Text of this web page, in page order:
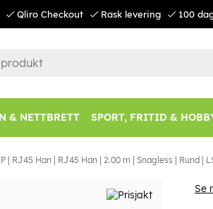
Qliro Checkout Rask levering 100
& NETTBRETT SPORT, FRITID &
| RJ45 Han | RJ45 Han | 2.00 m | Snagless | Rund |
Se